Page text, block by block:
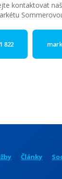
kontaktovat
822
Články